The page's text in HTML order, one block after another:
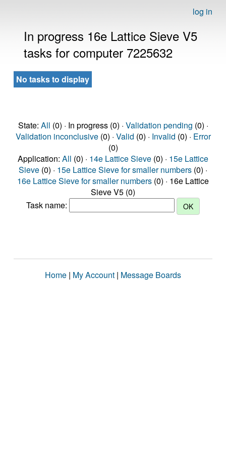
log in
In progress 16e Lattice Sieve V5
tasks for computer 7225632
No tasks to display
State: All (0) · In progress (0) · Validation pending (0) ·
Validation inconclusive(0) · Valid (0) · Invalid (0) · Error
(0)
Application: All (0) · 14e Lattice Sieve (0) · 15e Lattice
Sieve (0) · 15e Lattice Sieve for smaller numbers (0) ·
16e Lattice Sieve for smaller numbers (0) · 16e Lattice
Sieve V5 (0)
Task name:
Home | My Account | Message Boards